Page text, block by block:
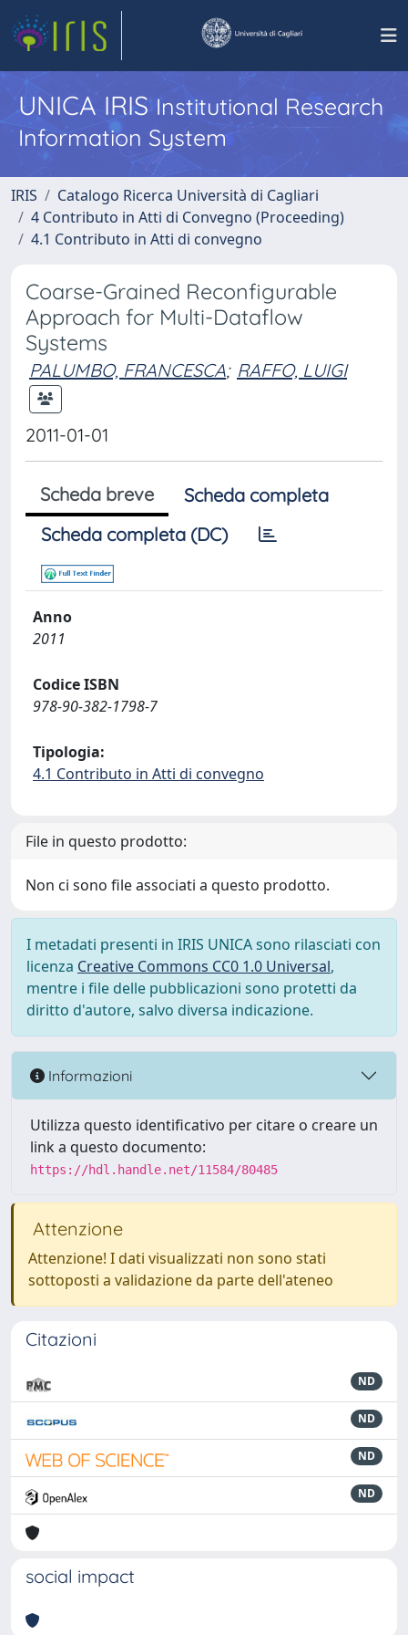
UNICA IRISInstitutional Research
Information System
IRIS
Catalogo Ricerca Università di Cagliari
4 Contributo in Atti di Convegno (Proceeding)
4.1 Contributo in Atti di convegno
Coarse-Grained Reconfigurable
Approach for Multi-Dataflow
Systems
PALUMBO, FRANCESCA; RAFFO, LUIGI
2011-01-01
Scheda breve
Scheda completa
Scheda completa (DC)
Anno
2011
Codice ISBN
978-90-382-1798-7
Tipologia:
4.1 Contributo in Atti di convegno
File in questo prodotto:
Non ci sono file associati a questo prodotto.
I metadati presenti in IRIS UNICA sono rilasciati con
licenza Creative Commons CC0 1.0 Universal,
mentre i file delle pubblicazioni sono protetti da
diritto d'autore, salvo diversa indicazione.
Informazioni
Utilizza questo identificativo per citare o creare un
link a questo documento:
https://hdl.handle.net/11584/80485
Attenzione
Attenzione! I dati visualizzati non sono stati
sottoposti a validazione da parte dell'ateneo
Citazioni
ND
ND
ND
ND
social impact